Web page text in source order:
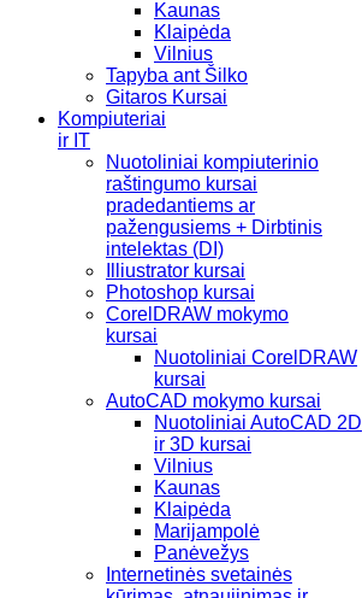
Kaunas
Klaipėda
Vilnius
Tapyba ant Šilko
Gitaros Kursai
Kompiuteriai
ir IT
Nuotoliniai kompiuterinio
raštingumo kursai
pradedantiems ar
pažengusiems + Dirbtinis
intelektas (DI)
Illiustrator kursai
Photoshop kursai
CorelDRAW mokymo
kursai
Nuotoliniai CorelDRAW
kursai
AutoCAD mokymo kursai
Nuotoliniai AutoCAD 2D
ir 3D kursai
Vilnius
Kaunas
Klaipėda
Marijampolė
Panėvežys
Internetinės svetainės